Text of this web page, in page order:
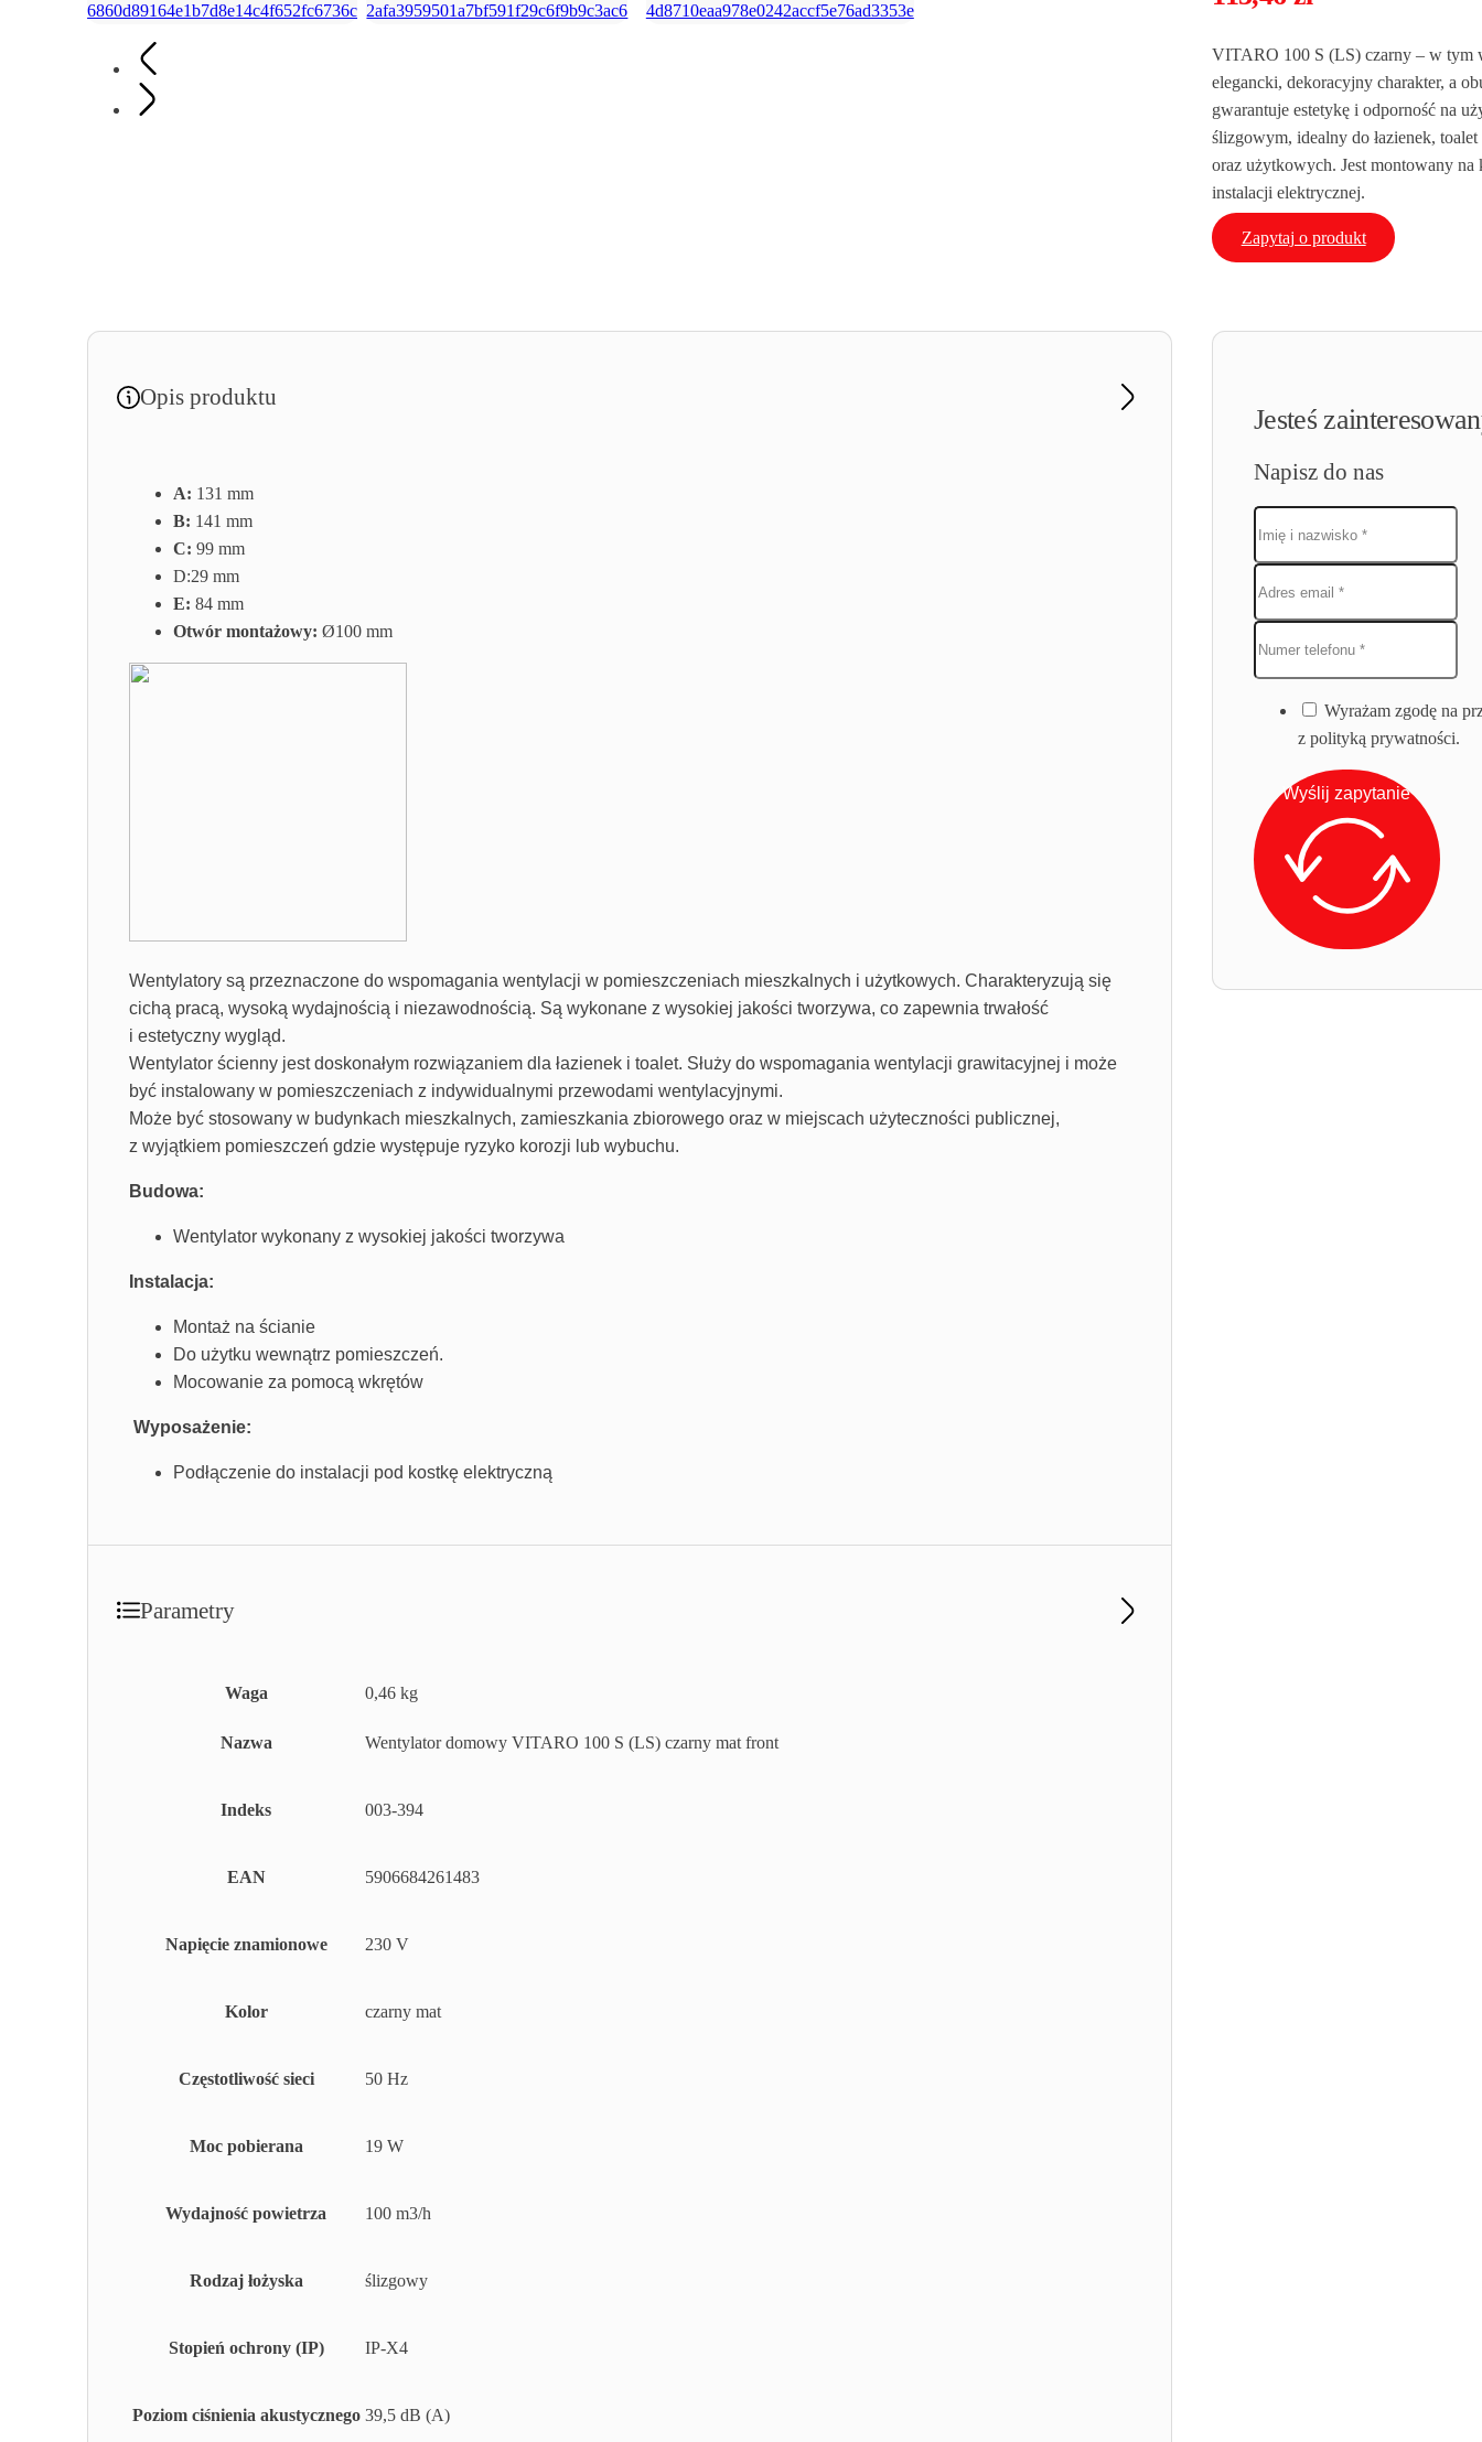
VITARO 100 S (LS) czarny – w tym
elegancki, dekoracyjny charakter, a
gwarantuje estetykę i odporność na
ślizgowym, idealny do łazienek,
oraz użytkowych. Jest montowany na
instalacji elektrycznej.
Zapytaj o produkt
Opis produktu
A: 131 mm
B: 141 mm
C: 99 mm
D:29mm
E: 84 mm
Otwór montażowy: Ø100 mm
Wentylatory są przeznaczone do wspomagania wentylacji w pomieszczeniach mieszkalnych i użytkowych. Charakteryzują się
cichą pracą, wysoką wydajnością i niezawodnością. Są wykonane z wysokiej jakości tworzywa, co zapewnia trwałość
i estetyczny wygląd.
Wentylator ścienny jest doskonałym rozwiązaniem dla łazienek i toalet. Służy do wspomagania wentylacji grawitacyjnej i może
być instalowany w pomieszczeniach z indywidualnymi przewodami wentylacyjnymi.
Może być stosowany w budynkach mieszkalnych, zamieszkania zbiorowego oraz w miejscach użyteczności publicznej,
z wyjątkiem pomieszczeń gdzie występuje ryzyko korozji lub wybuchu.
Budowa:
Wentylator wykonany z wysokiej jakości tworzywa
Instalacja:
Montaż na ścianie
Do użytku wewnątrz pomieszczeń.
Mocowanie za pomocą wkrętów
Wyposażenie:
Podłączenie do instalacji pod kostkę elektryczną
Parametry
Waga 0,46 kg
Nazwa Wentylator domowy VITARO 100 S (LS) czarny mat front
Indeks 003-394
EAN 5906684261483
Napięcie znamionowe 230 V
Kolor czarny mat
Częstotliwość sieci 50 Hz
Moc pobierana 19 W
Wydajność powietrza 100 m3/h
Rodzaj łożyska ślizgowy
Stopień ochrony (IP) IP-X4
Poziom ciśnienia akustycznego 39,5 dB (A)
Jesteś
Napisz do nas
Wyrażam zgodę na
z polityką prywatności.
Wyślij zapytanie